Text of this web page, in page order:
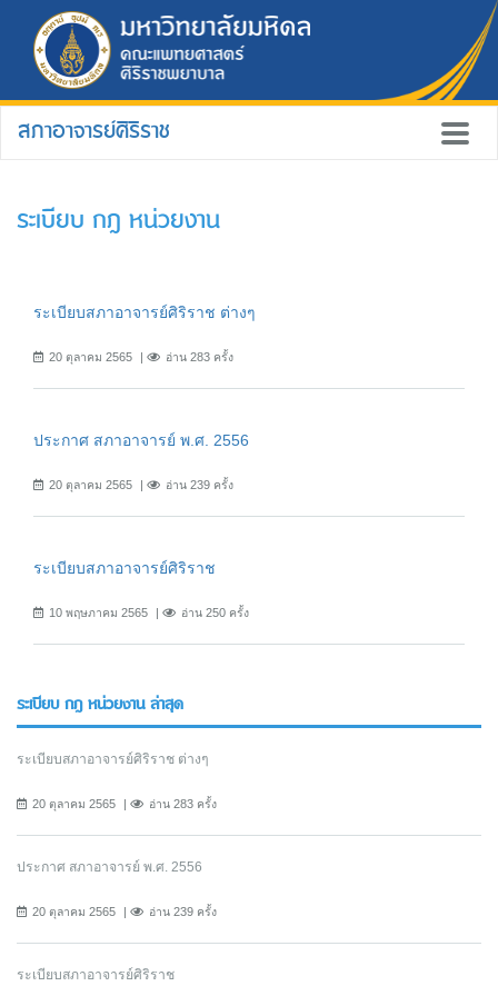
สภาอาจารย์ศิริราช
ระเบียบ กฎ หน่วยงาน
ระเบียบสภาอาจารย์ศิริราช ต่างๆ
20 ตุลาคม 2565 อ่าน 283 ครั้ง
ประกาศ สภาอาจารย์ พ.ศ. 2556
20 ตุลาคม 2565 อ่าน 239 ครั้ง
ระเบียบสภาอาจารย์ศิริราช
10 พฤษภาคม 2565 อ่าน 250 ครั้ง
ระเบียบ กฎ หน่วยงาน ล่าสุด
ระเบียบสภาอาจารย์ศิริราช ต่างๆ
20 ตุลาคม 2565 อ่าน 283 ครั้ง
ประกาศ สภาอาจารย์ พ.ศ. 2556
20 ตุลาคม 2565 อ่าน 239 ครั้ง
ระเบียบสภาอาจารย์ศิริราช